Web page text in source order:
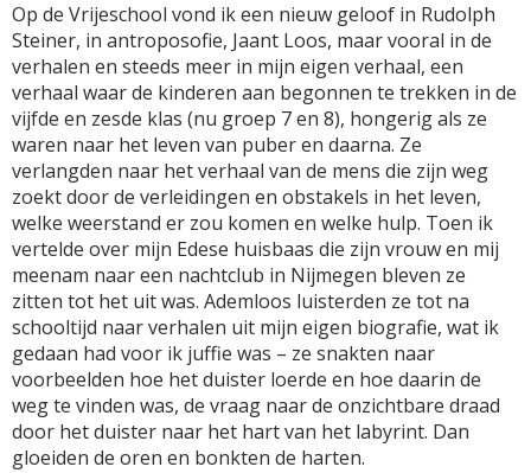
Op de Vrijeschool vond ik een nieuw geloof in Rudolph
Steiner, in antroposofie, Jaant Loos, maar vooral in de
verhalen en steeds meer in mijn eigen verhaal, een
verhaal waar de kinderen aan begonnen te trekken in de
vijfde en zesde klas (nu groep 7 en 8), hongerig als ze
waren naar het leven van puber en daarna. Ze
verlangden naar het verhaal van de mens die zijn weg
zoekt door de verleidingen en obstakels in het leven,
welke weerstand er zou komen en welke hulp. Toen ik
vertelde over mijn Edese huisbaas die zijn vrouw en mij
meenam naar een nachtclub in Nijmegen bleven ze
zitten tot het uit was. Ademloos luisterden ze tot na
schooltijd naar verhalen uit mijn eigen biografie, wat ik
gedaan had voor ik juffie was – ze snakten naar
voorbeelden hoe het duister loerde en hoe daarin de
weg te vinden was, de vraag naar de onzichtbare draad
door het duister naar het hart van het labyrint. Dan
gloeiden de oren en bonkten de harten.